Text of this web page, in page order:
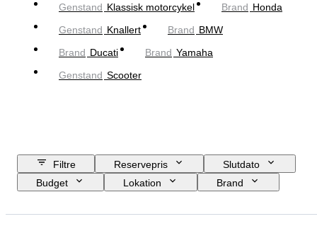
Genstand Klassisk motorcykel Brand Honda
Genstand Knallert Brand BMW
Brand Ducati Brand Yamaha
Genstand Scooter
Filtre Reservepris
Slutdato
Budget
Lokation
Brand